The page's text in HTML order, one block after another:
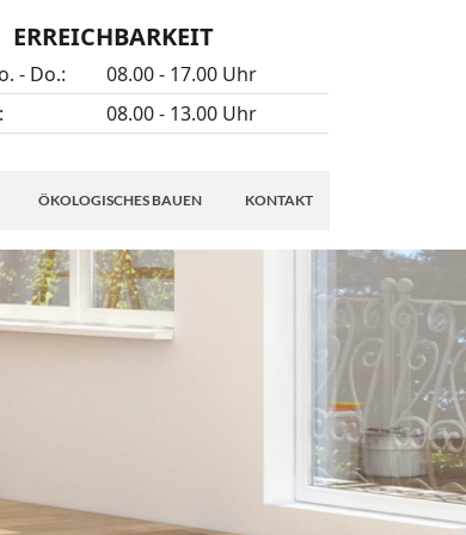
ERREICHBARKEIT
- Do.:
08.00 - 17.00 Uhr
08.00 - 13.00 Uhr
ÖKOLOGISCHES BAUEN KONTAKT
AKTUELLES